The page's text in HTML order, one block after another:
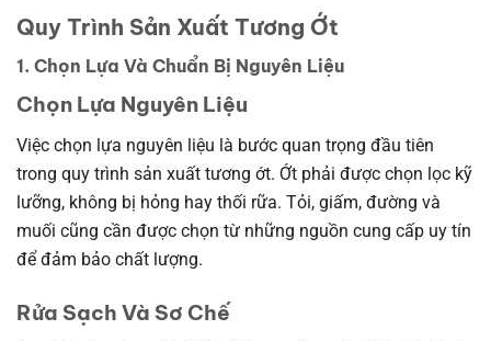
Quy Trình Sản Xuất Tương Ớt
1. Chọn Lựa Và Chuẩn Bị Nguyên Liệu
Chọn Lựa Nguyên Liệu
Việc chọn lựa nguyên liệu là bước quan trọng đầu tiên
trong quy trình sản xuất tương ớt. Ớt phải được chọn lọc kỹ
lưỡng, không bị hỏng hay thối rữa. Tỏi, giấm, đường và
muối cũng cần được chọn từ những nguồn cung cấp uy tín
để đảm bảo chất lượng.
Rửa Sạch Và Sơ Chế